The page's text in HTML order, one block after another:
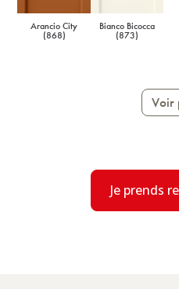
Arancio City
(868)
Bianco Bicocca
(873)
Voir
Je prends